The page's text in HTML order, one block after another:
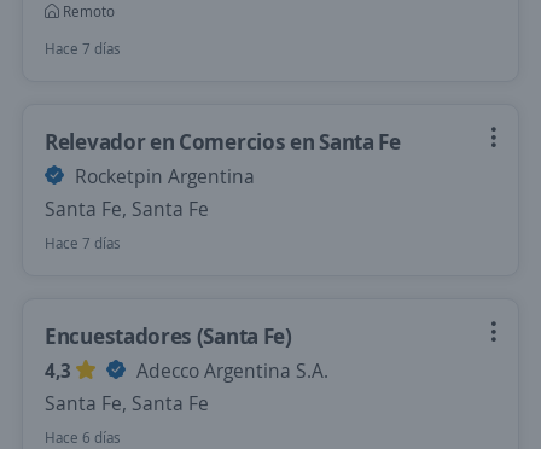
Remoto
Hace 7 días
Relevador en Comercios en Santa Fe
Rocketpin Argentina
Santa Fe, Santa Fe
Hace 7 días
Encuestadores (Santa Fe)
4,3
Adecco Argentina S.A.
Santa Fe, Santa Fe
Hace 6 días